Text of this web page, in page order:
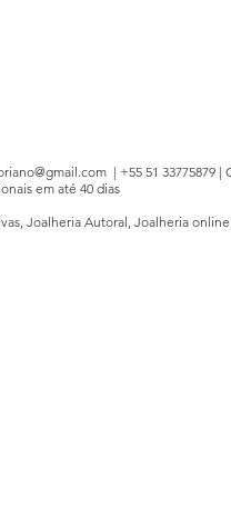
| +55 51 33775879 |
em até 40 dias
Joalheria Autoral, Joalheria